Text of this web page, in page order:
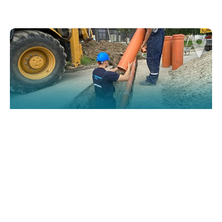
Марктеинг
By sharing
your
interests and
behavior as
you visit our
site, you